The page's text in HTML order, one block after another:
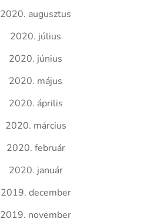
2020. augusztus
2020. július
2020. június
2020. május
2020. április
2020. március
2020. február
2020. január
2019. december
2019. november